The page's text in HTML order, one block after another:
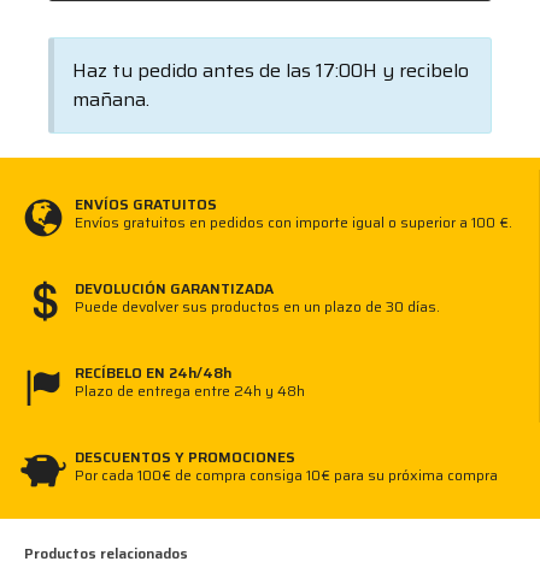
Haz tu pedido antes de las 17:00H y recibelo
mañana.
ENVÍOS GRATUITOS
Envíos gratuitos en pedidos con importe igual o superior a 100 €.
DEVOLUCIÓN GARANTIZADA
Puede devolver sus productos en un plazo de 30 días.
RECÍBELO EN 24h/48h
Plazo de entrega entre 24h y 48h
DESCUENTOS Y PROMOCIONES
Por cada 100€ de compra consiga 10€ para su próxima compra
Productos relacionados